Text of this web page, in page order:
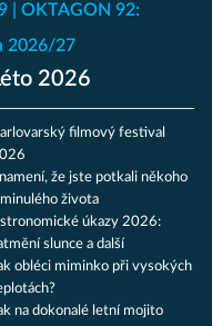
OKTAGON 92:
2026/27
2026
filmový festival
že jste potkali někoho
života
úkazy 2026:
slunce a další
obléci miminko při vysokých
na dokonalé letní mojito